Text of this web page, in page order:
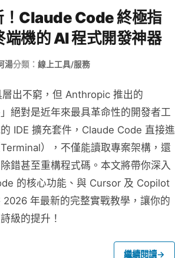
Claude Code 終極指
端機的 AI 程式開發神器
湯分類： 線上工具/服務
出不窮，但 Anthropic 推出的
」絕對是近年來最具革命性的開發者工
IDE 擴充套件，Claude Code 直接進
），不僅能讀取專案架構，還
錯甚至重構程式碼。本文將帶你深入
的核心功能、與 Cursor 及 Copilot
2026 年最新的完整實戰教學，讓你的
級的提升！
繼續閱讀→